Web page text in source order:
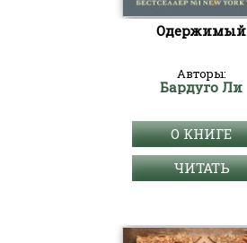
Одержимый
Авторы:
Бардуго Ли
О КНИГЕ
ЧИТАТЬ